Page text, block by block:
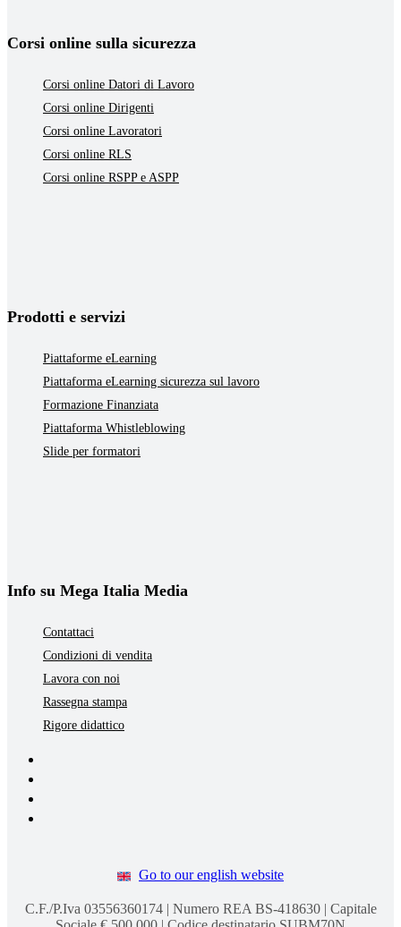
Corsi online sulla sicurezza
Corsi online Datori di Lavoro
Corsi online Dirigenti
Corsi online Lavoratori
Corsi online RLS
Corsi online RSPP e ASPP
Prodotti e servizi
Piattaforme eLearning
Piattaforma eLearning sicurezza sul lavoro
Formazione Finanziata
Piattaforma Whistleblowing
Slide per formatori
Info su Mega Italia Media
Contattaci
Condizioni di vendita
Lavora con noi
Rassegna stampa
Rigore didattico
Go to our english website
C.F./P.Iva 03556360174 | Numero REA BS-418630 | Capitale